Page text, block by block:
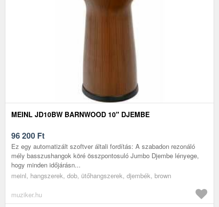
MEINL JD10BW BARNWOOD 10" DJEMBE
96 200 Ft
Ez egy automatizált szoftver általi fordítás: A szabadon rezonáló
mély basszushangok köré összpontosuló Jumbo Djembe lényege,
hogy minden időjárásn...
meinl, hangszerek, dob, ütőhangszerek, djembék, brown
muziker.hu